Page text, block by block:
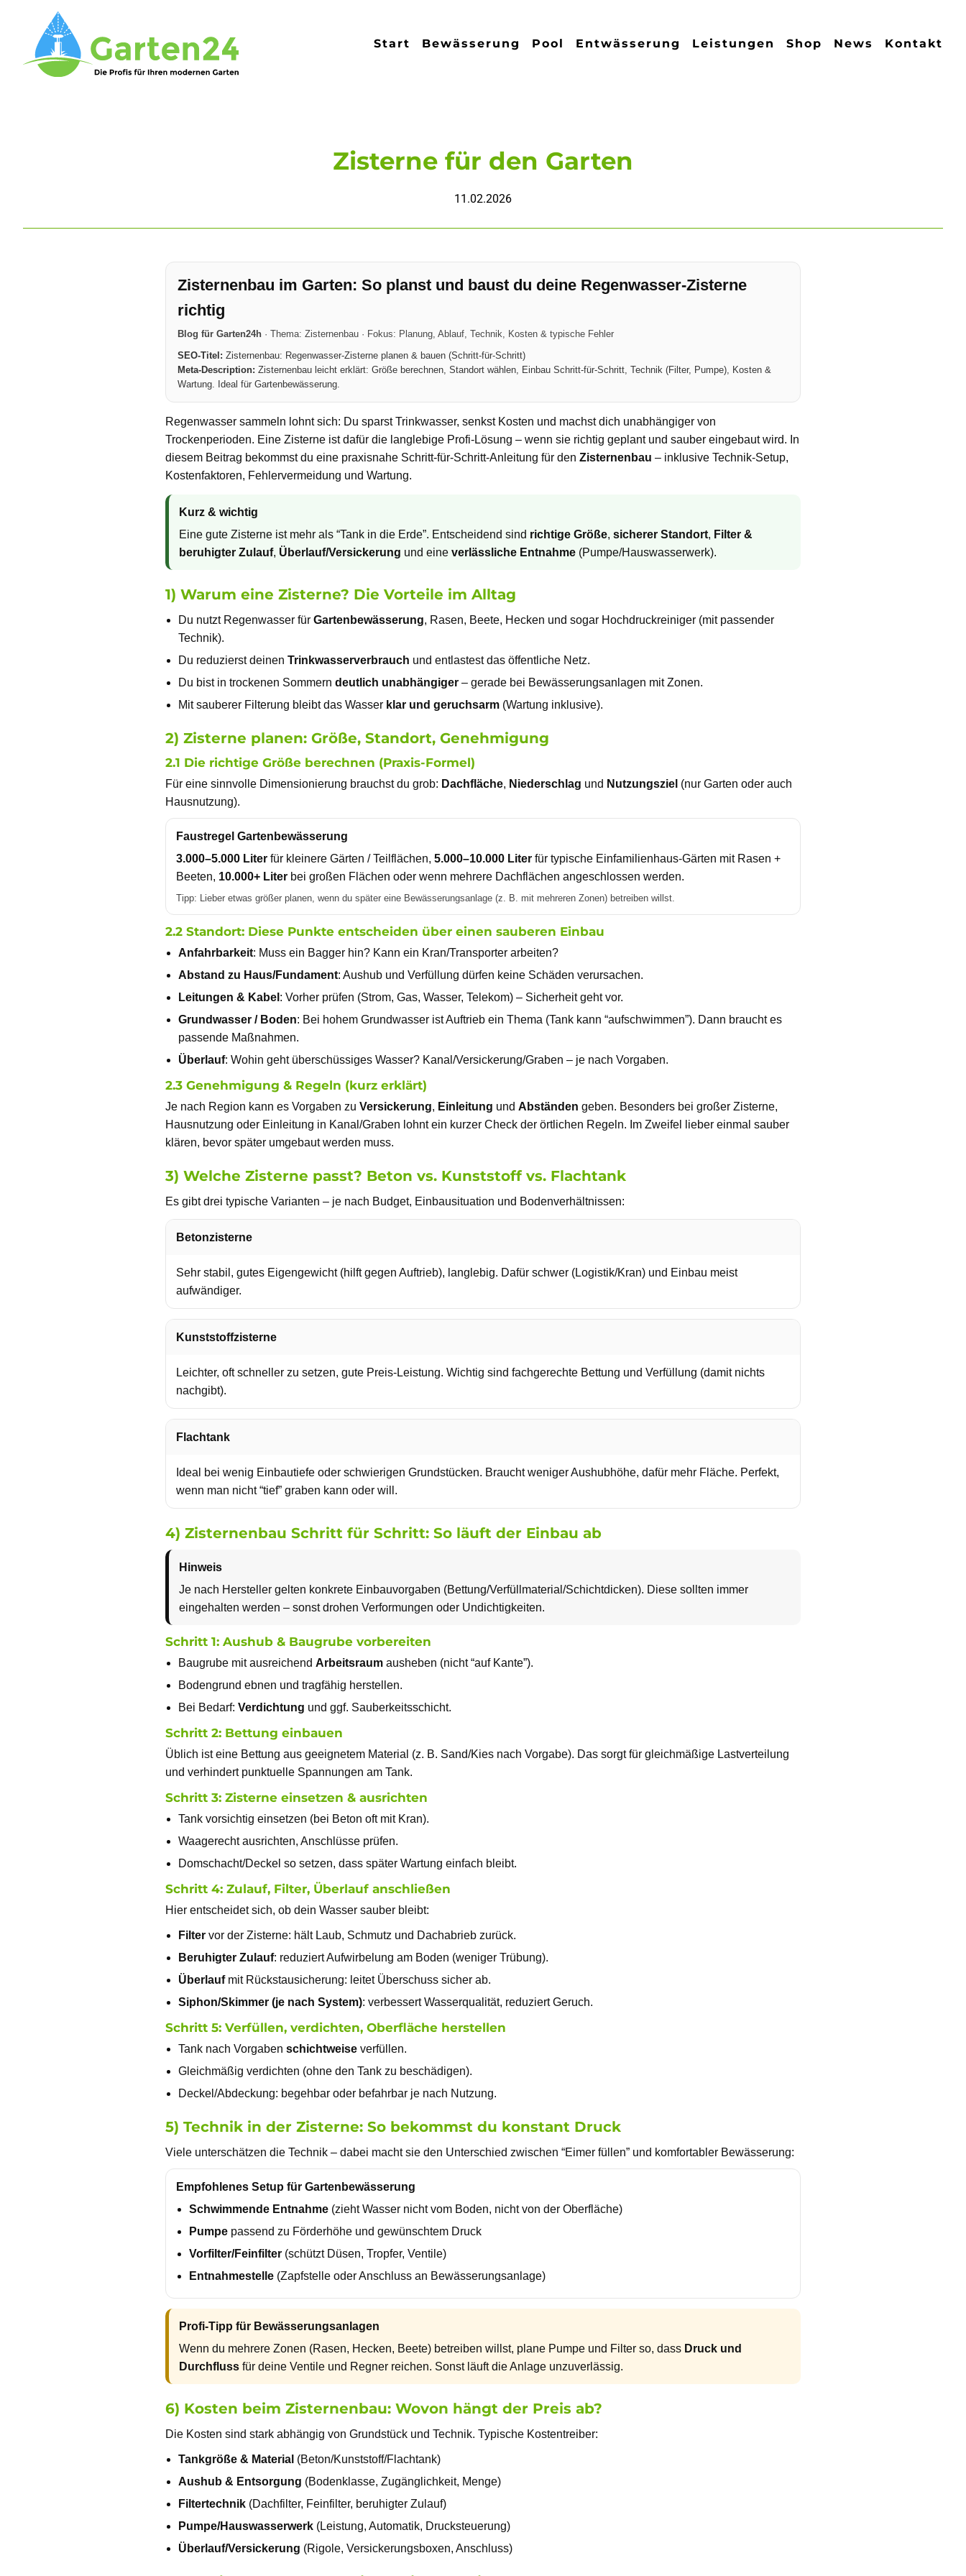
Start Bewässerung Pool Entwässerung Leistungen Shop News Kontakt
Zisterne für den Garten
11.02.2026
Zisternenbau im Garten: So planst und baust du deine Regenwasser-Zisterne
richtig
Blog für Garten24h · Thema: Zisternenbau · Fokus: Planung, Ablauf, Technik, Kosten & typische Fehler
SEO-Titel: Zisternenbau: Regenwasser-Zisterne planen & bauen (Schritt-für-Schritt)
Meta-Description: Zisternenbau leicht erklärt: Größe berechnen, Standort wählen, Einbau Schritt-für-Schritt, Technik (Filter, Pumpe), Kosten &
Wartung. Ideal für Gartenbewässerung.
Regenwasser sammeln lohnt sich: Du sparst Trinkwasser, senkst Kosten und machst dich unabhängiger von
Trockenperioden. Eine Zisterne ist dafür die langlebige Profi-Lösung – wenn sie richtig geplant und sauber eingebaut wird. In
diesem Beitrag bekommst du eine praxisnahe Schritt-für-Schritt-Anleitung für den Zisternenbau – inklusive Technik-Setup,
Kostenfaktoren, Fehlervermeidung und Wartung.
Kurz & wichtig
Eine gute Zisterne ist mehr als “Tank in die Erde”. Entscheidend sind richtige Größe, sicherer Standort, Filter &
beruhigter Zulauf, Überlauf/Versickerung und eine verlässliche Entnahme (Pumpe/Hauswasserwerk).
1) Warum eine Zisterne? Die Vorteile im Alltag
Du nutzt Regenwasser für Gartenbewässerung, Rasen, Beete, Hecken und sogar Hochdruckreiniger (mit passender
Technik).
Du reduzierst deinen Trinkwasserverbrauch und entlastest das öffentliche Netz.
Du bist in trockenen Sommern deutlich unabhängiger – gerade bei Bewässerungsanlagen mit Zonen.
Mit sauberer Filterung bleibt das Wasser klar und geruchsarm (Wartung inklusive).
2) Zisterne planen: Größe, Standort, Genehmigung
2.1 Die richtige Größe berechnen (Praxis-Formel)
Für eine sinnvolle Dimensionierung brauchst du grob: Dachfläche, Niederschlag und Nutzungsziel (nur Garten oder auch
Hausnutzung).
Faustregel Gartenbewässerung
3.000–5.000 Liter für kleinere Gärten / Teilflächen, 5.000–10.000 Liter für typische Einfamilienhaus-Gärten mit Rasen +
Beeten, 10.000+ Liter bei großen Flächen oder wenn mehrere Dachflächen angeschlossen werden.
Tipp: Lieber etwas größer planen, wenn du später eine Bewässerungsanlage (z. B. mit mehreren Zonen) betreiben willst.
2.2 Standort: Diese Punkte entscheiden über einen sauberen Einbau
Anfahrbarkeit: Muss ein Bagger hin? Kann ein Kran/Transporter arbeiten?
Abstand zu Haus/Fundament: Aushub und Verfüllung dürfen keine Schäden verursachen.
Leitungen & Kabel : Vorher prüfen (Strom, Gas, Wasser, Telekom) – Sicherheit geht vor.
Grundwasser / Boden: Bei hohem Grundwasser ist Auftrieb ein Thema (Tank kann “aufschwimmen”). Dann braucht es
passende Maßnahmen.
Überlauf: Wohin geht überschüssiges Wasser? Kanal/Versickerung/Graben – je nach Vorgaben.
2.3 Genehmigung & Regeln (kurz erklärt)
Je nach Region kann es Vorgaben zu Versickerung, Einleitung und Abständen geben. Besonders bei großer Zisterne,
Hausnutzung oder Einleitung in Kanal/Graben lohnt ein kurzer Check der örtlichen Regeln. Im Zweifel lieber einmal sauber
klären, bevor später umgebaut werden muss.
3) Welche Zisterne passt? Beton vs. Kunststoff vs. Flachtank
Es gibt drei typische Varianten – je nach Budget, Einbausituation und Bodenverhältnissen:
Betonzisterne
Sehr stabil, gutes Eigengewicht (hilft gegen Auftrieb), langlebig. Dafür schwer (Logistik/Kran) und Einbau meist
aufwändiger.
Kunststoffzisterne
Leichter, oft schneller zu setzen, gute Preis-Leistung. Wichtig sind fachgerechte Bettung und Verfüllung (damit nichts
nachgibt).
Flachtank
Ideal bei wenig Einbautiefe oder schwierigen Grundstücken. Braucht weniger Aushubhöhe, dafür mehr Fläche. Perfekt,
wenn man nicht “tief” graben kann oder will.
4) Zisternenbau Schritt für Schritt: So läuft der Einbau ab
Hinweis
Je nach Hersteller gelten konkrete Einbauvorgaben (Bettung/Verfüllmaterial/Schichtdicken). Diese sollten immer
eingehalten werden – sonst drohen Verformungen oder Undichtigkeiten.
Schritt 1: Aushub & Baugrube vorbereiten
Baugrube mit ausreichend Arbeitsraum ausheben (nicht “auf Kante”).
Bodengrund ebnen und tragfähig herstellen.
Bei Bedarf: Verdichtung und ggf. Sauberkeitsschicht.
Schritt 2: Bettung einbauen
Üblich ist eine Bettung aus geeignetem Material (z. B. Sand/Kies nach Vorgabe). Das sorgt für gleichmäßige Lastverteilung
und verhindert punktuelle Spannungen am Tank.
Schritt 3: Zisterne einsetzen & ausrichten
Tank vorsichtig einsetzen (bei Beton oft mit Kran).
Waagerecht ausrichten, Anschlüsse prüfen.
Domschacht/Deckel so setzen, dass später Wartung einfach bleibt.
Schritt 4: Zulauf, Filter, Überlauf anschließen
Hier entscheidet sich, ob dein Wasser sauber bleibt:
Filter vor der Zisterne: hält Laub, Schmutz und Dachabrieb zurück.
Beruhigter Zulauf: reduziert Aufwirbelung am Boden (weniger Trübung).
Überlaufmit Rückstausicherung: leitet Überschuss sicher ab.
Siphon/Skimmer (je nach System): verbessert Wasserqualität, reduziert Geruch.
Schritt 5: Verfüllen, verdichten, Oberfläche herstellen
Tank nach Vorgaben schichtweise verfüllen.
Gleichmäßig verdichten (ohne den Tank zu beschädigen).
Deckel/Abdeckung: begehbar oder befahrbar je nach Nutzung.
5) Technik in der Zisterne: So bekommst du konstant Druck
Viele unterschätzen die Technik – dabei macht sie den Unterschied zwischen “Eimer füllen” und komfortabler Bewässerung:
Empfohlenes Setup für Gartenbewässerung
Schwimmende Entnahme (zieht Wasser nicht vom Boden, nicht von der Oberfläche)
Pumpe passend zu Förderhöhe und gewünschtem Druck
Vorfilter/Feinfilter (schützt Düsen, Tropfer, Ventile)
Entnahmestelle (Zapfstelle oder Anschluss an Bewässerungsanlage)
Profi-Tipp für Bewässerungsanlagen
Wenn du mehrere Zonen (Rasen, Hecken, Beete) betreiben willst, plane Pumpe und Filter so, dass Druck und
Durchfluss für deine Ventile und Regner reichen. Sonst läuft die Anlage unzuverlässig.
6) Kosten beim Zisternenbau: Wovon hängt der Preis ab?
Die Kosten sind stark abhängig von Grundstück und Technik. Typische Kostentreiber:
Tankgröße & Material (Beton/Kunststoff/Flachtank)
Aushub & Entsorgung (Bodenklasse, Zugänglichkeit, Menge)
Filtertechnik (Dachfilter, Feinfilter, beruhigter Zulauf)
Pumpe/Hauswasserwerk (Leistung, Automatik, Drucksteuerung)
Überlauf/Versickerung (Rigole, Versickerungsboxen, Anschluss)